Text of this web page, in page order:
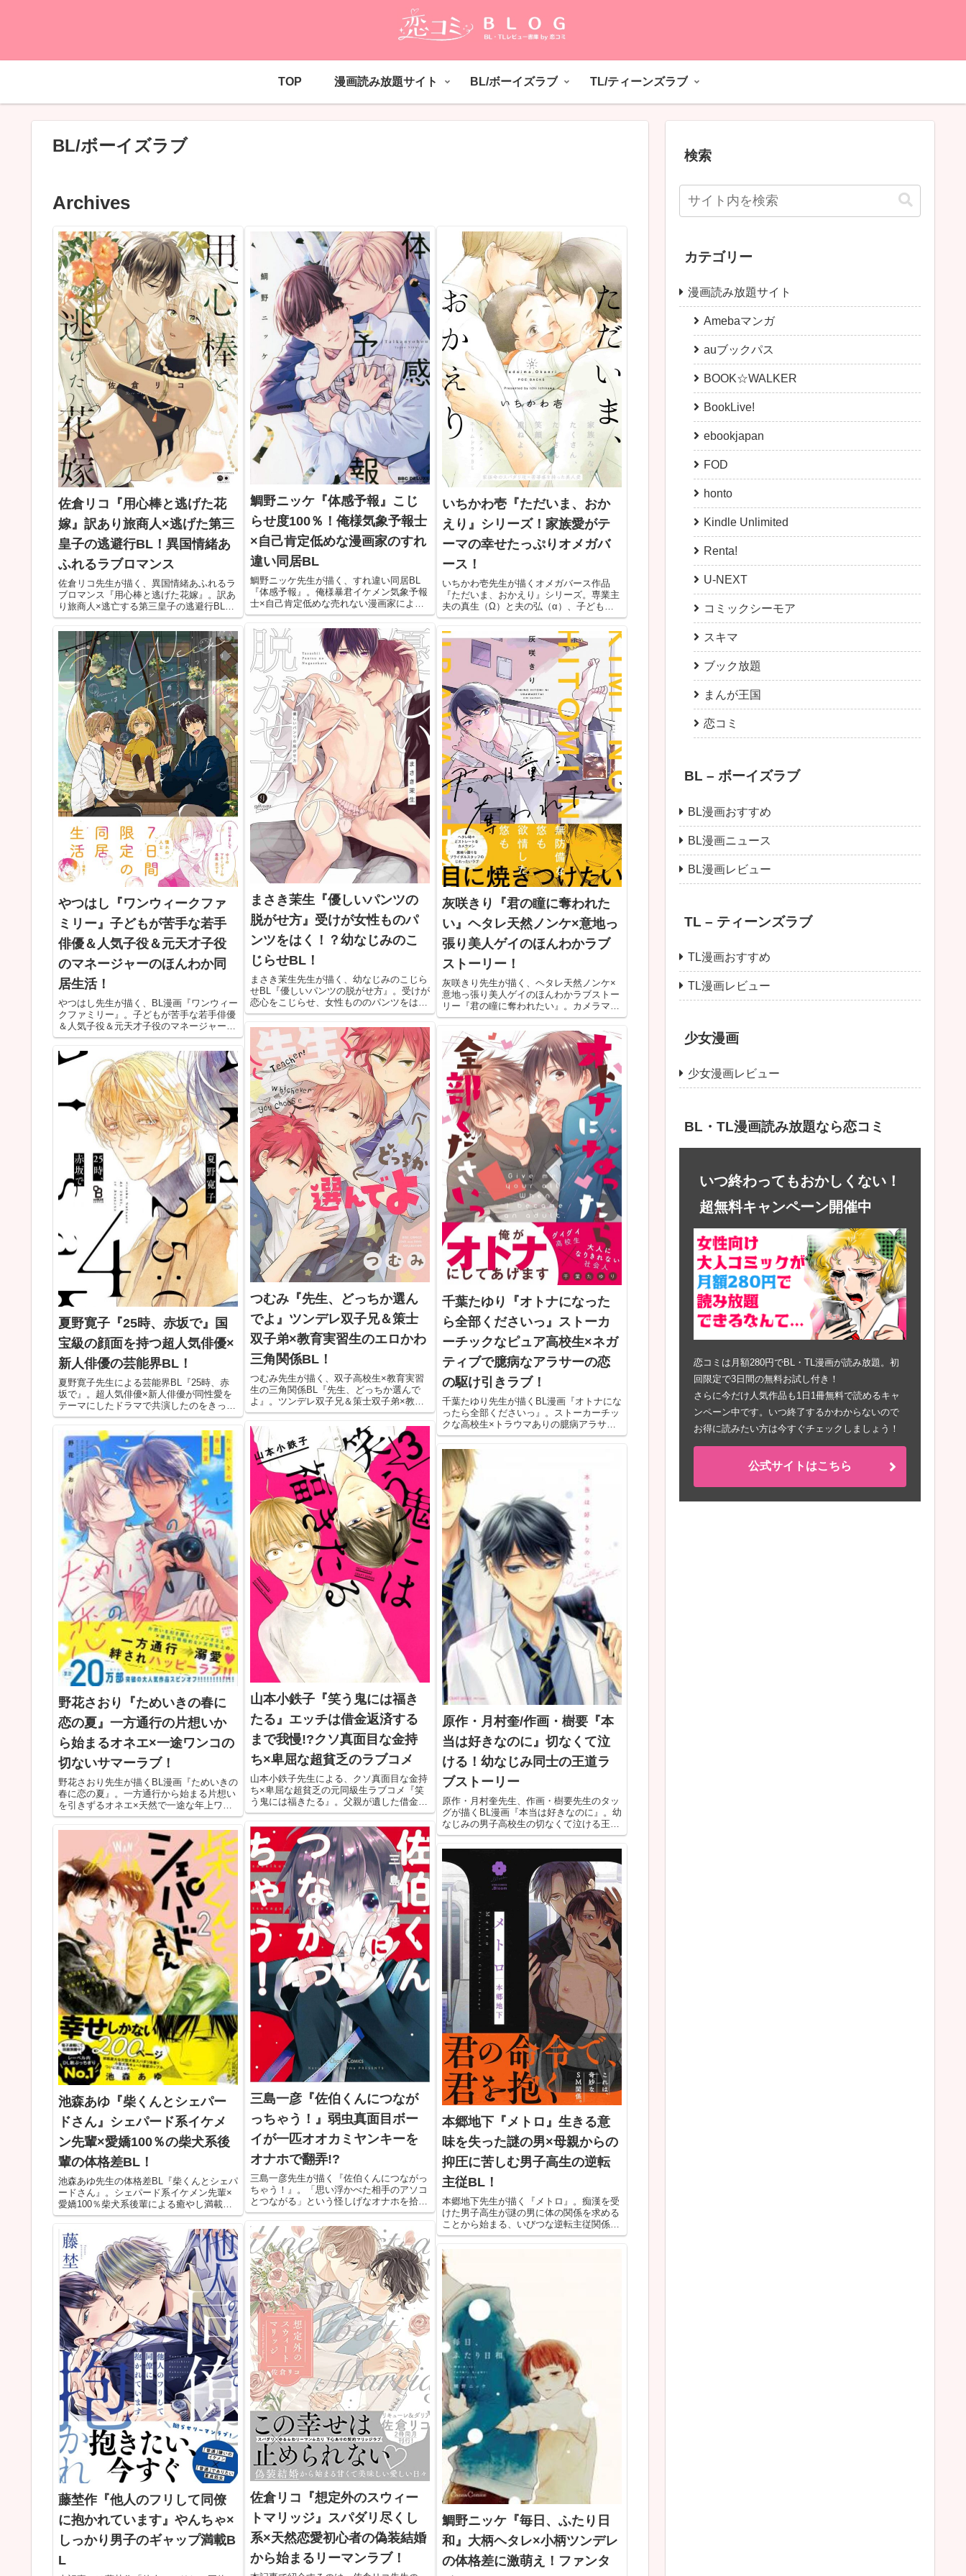
TOP 漫画読み放題サイト BL/ボーイズラブ TL/ティーンズラブ
BL/ボーイズラブ
Archives
佐倉リコ『用心棒と逃げた花
嫁』訳あり旅商人×逃げた第三
皇子の逃避行BL！異国情緒あ
ふれるラブロマンス
佐倉リコ先生が描く、異国情緒あふれるラ
ブロマンス『用心棒と逃げた花嫁』。訳あ
り旅商人×逃亡する第三皇子の逃避行BLで
す。初心でかわいくてセクシーな褐色受け
に、キュンキュンしたい人は必見！
鯛野ニッケ『体感予報』こじ
らせ度100％！俺様気象予報士
×自己肯定低めな漫画家のすれ
違い同居BL
鯛野ニッケ先生が描く、すれ違い同居BL
『体感予報』。俺様暴君イケメン気象予報
士×自己肯定低めな売れない漫画家によ
る、こじらせ度100％のすれ違いBLです。
俺様攻めにデロッデロに甘やかされる受け
の表情に注目してください！
いちかわ壱『ただいま、おか
えり』シリーズ！家族愛がテ
ーマの幸せたっぷりオメガバ
ース！
いちかわ壱先生が描くオメガバース作品
『ただいま、おかえり』シリーズ。専業主
夫の真生（Ω）と夫の弘（α）、子どもの
輝（α）、陽（α）の4人家族が、性別や差
別を乗り越えて成長していくハートフルス
トーリーです。オメガバース作品を読んだ
ことがない人でも読みやすい作品です。
まさき茉生『優しいパンツの
脱がせ方』受けが女性ものパ
ンツをはく！？幼なじみのこ
じらせBL！
まさき茉生先生が描く、幼なじみのこじら
せBL『優しいパンツの脱がせ方』。受けが
恋心をこじらせ、女性もののパンツをはく
という興奮度MAXのラブストーリーです。
とにかくエロくてかわいい受けを見たい人
は、ぜひご覧ください。
やつはし『ワンウィークファ
ミリー』子どもが苦手な若手
俳優＆人気子役＆元天才子役
のマネージャーのほんわか同
居生活！
やつはし先生が描く、BL漫画『ワンウィー
クファミリー』。子どもが苦手な若手俳優
＆人気子役＆元天才子役のマネージャーに
よる、期間限定の同居生活から始まるほの
ぼのBLラブです。攻めと受けのゆっくりじ
っくりと進んでいくラブストーリーに注
灰咲きり『君の瞳に奪われた
い』ヘタレ天然ノンケ×意地っ
張り美人ゲイのほんわかラブ
ストーリー！
灰咲きり先生が描く、ヘタレ天然ノンケ×
意地っ張り美人ゲイのほんわかラブストー
リー『君の瞳に奪われたい』。カメラマン
×モデルという関係から始まった2人の心温
まるストーリーをお楽しみください。
つむみ『先生、どっちか選ん
でよ』ツンデレ双子兄＆策士
双子弟×教育実習生のエロかわ
三角関係BL！
つむみ先生が描く、双子高校生×教育実習
生の三角関係BL『先生、どっちか選んで
よ』。ツンデレ双子兄＆策士双子弟×教育
実習生のエロかわラブコメストーリーで
す。教師が生徒に迫られるBLが好きな人は
必見ですよ！
千葉たゆり『オトナになった
ら全部くださいっ』ストーカ
ーチックなピュア高校生×ネガ
ティブで臆病なアラサーの恋
の駆け引きラブ！
千葉たゆり先生が描くBL漫画『オトナにな
ったら全部くださいっ』。ストーカーチッ
クな高校生×トラウマありの臆病アラサー
による、駆け引きラブストーリーです。く
っつきそうでくっつかない、2人のやりと
りに注目！
夏野寛子『25時、赤坂で』国
宝級の顔面を持つ超人気俳優×
新人俳優の芸能界BL！
夏野寛子先生による芸能界BL『25時、赤
坂で』。超人気俳優×新人俳優が同性愛を
テーマにしたドラマで共演したのをきっか
けに、本気の恋へと発展していくラブスト
ーリー。美しい俳優同士の絡みが見たい人
は要チェックです！
山本小鉄子『笑う鬼には福き
たる』エッチは借金返済する
まで我慢!?クソ真面目な金持
ち×卑屈な超貧乏のラブコメ
山本小鉄子先生による、クソ真面目な金持
ち×卑屈な超貧乏の元同級生ラブコメ『笑
う鬼には福きたる』。父親が遺した借金を
きっかけに再会した2人が、人との縁の大
切さを感じながら成長していくラブストー
リーです。卑屈受けが好きな人は、ぜひご
覧ください。
野花さおり『ためいきの春に
恋の夏』一方通行の片想いか
ら始まるオネエ×一途ワンコの
切ないサマーラブ！
野花さおり先生が描くBL漫画『ためいきの
春に恋の夏』。一方通行から始まる片想い
を引きずるオネエ×天然で一途な年上ワン
コの切ないサマーラブストーリーです。一
途に想い続ける恋が読みたい人は、ぜひご
原作・月村奎/作画・樹要『本
当は好きなのに』切なくて泣
ける！幼なじみ同士の王道ラ
ブストーリー
原作・月村奎先生、作画・樹要先生のタッ
グが描くBL漫画『本当は好きなのに』。幼
なじみの男子高校生の切なくて泣ける王道
ラブストーリーです。BLの王道が読みたい
人は、ぜひご覧ください。
三島一彦『佐伯くんにつなが
っちゃう！』弱虫真面目ボー
イが一匹オオカミヤンキーを
オナホで翻弄!?
三島一彦先生が描く『佐伯くんにつながっ
ちゃう！』。「思い浮かべた相手のアソコ
とつながる」という怪しげなオナホを拾っ
たことをきっかけに始まった、勘違い学園
ラブコメストーリーです。一匹オオカミヤ
ンキーが弱虫真面目ボーイの指で翻弄され
ていく姿に注目！
池森あゆ『柴くんとシェパー
ドさん』シェパード系イケメ
ン先輩×愛嬌100％の柴犬系後
輩の体格差BL！
池森あゆ先生の体格差BL『柴くんとシェパ
ードさん』。シェパード系イケメン先輩×
愛嬌100％柴犬系後輩による癒やし満載の
ラブストーリーです。恋愛に初心な2人が
ゆっくりじっくりと愛をはぐくんでいく様
子に注目！
本郷地下『メトロ』生きる意
味を失った謎の男×母親からの
抑圧に苦しむ男子高生の逆転
主従BL！
本郷地下先生が描く『メトロ』。痴漢を受
けた男子高生が謎の男に体の関係を求める
ことから始まる、いびつな逆転主従関係BL
です。背徳感たっぷりだけど、最後は心が
救われるストーリーと、乳首責め好き必見
のエッチシーンに注目！
佐倉リコ『想定外のスウィー
トマリッジ』スパダリ尽くし
系×天然恋愛初心者の偽装結婚
から始まるリーマンラブ！
藤埜作『他人のフリして同僚
に抱かれています』やんちゃ×
しっかり男子のギャップ満載B
L
鯛野ニッケ『毎日、ふたり日
和』大柄ヘタレ×小柄ツンデレ
の体格差に激萌え！ファンタ
検索
カテゴリー
漫画読み放題サイト
Amebaマンガ
auブックパス
BOOK☆WALKER
BookLive!
ebookjapan
FOD
honto
Kindle Unlimited
Renta!
U-NEXT
コミックシーモア
スキマ
ブック放題
まんが王国
恋コミ
BL – ボーイズラブ
BL漫画おすすめ
BL漫画ニュース
BL漫画レビュー
TL – ティーンズラブ
TL漫画おすすめ
TL漫画レビュー
少女漫画
少女漫画レビュー
BL・TL漫画読み放題なら恋コミ
いつ終わってもおかしくない！
超無料キャンペーン開催中
恋コミは月額280円でBL・TL漫画が読み放題。初
回限定で3日間の無料お試し付き！
さらに今だけ人気作品も1日1冊無料で読めるキャ
ンペーン中です。いつ終了するかわからないので
お得に読みたい方は今すぐチェックしましょう！
公式サイトはこちら